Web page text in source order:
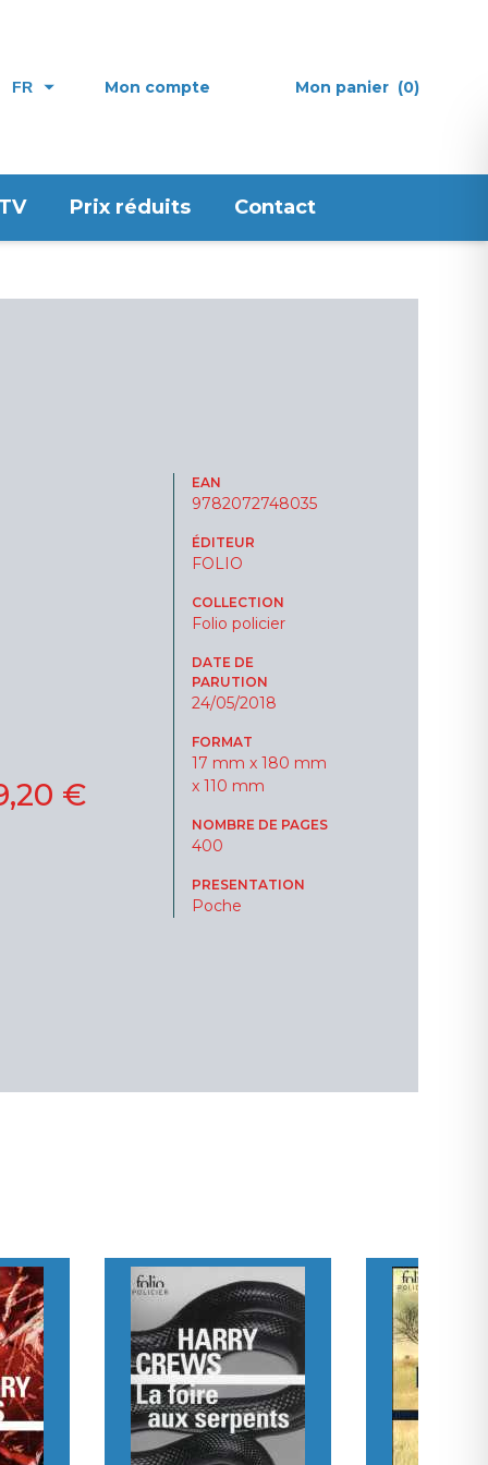
FR Mon compte Mon panier (0)
Prix réduits Contact
EAN
9782072748035
ÉDITEUR
FOLIO
COLLECTION
Folio policier
DATE DE
PARUTION
24/05/2018
FORMAT
17 mm x 180 mm
x 110 mm
NOMBRE DE PAGES
400
PRESENTATION
Poche
€